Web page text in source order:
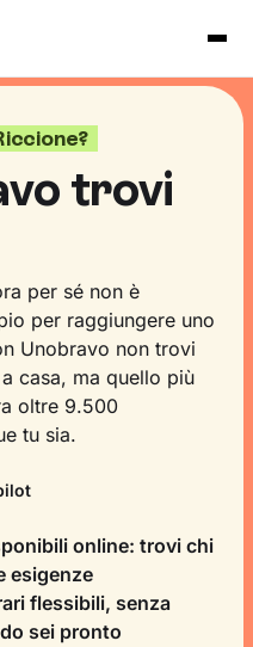
trovi
per sé non è
per raggiungere uno
Unobravo non trovi
casa, ma quello più
oltre 9.500
tu sia.
online: trovi chi
esigenze
flessibili, senza
sei pronto